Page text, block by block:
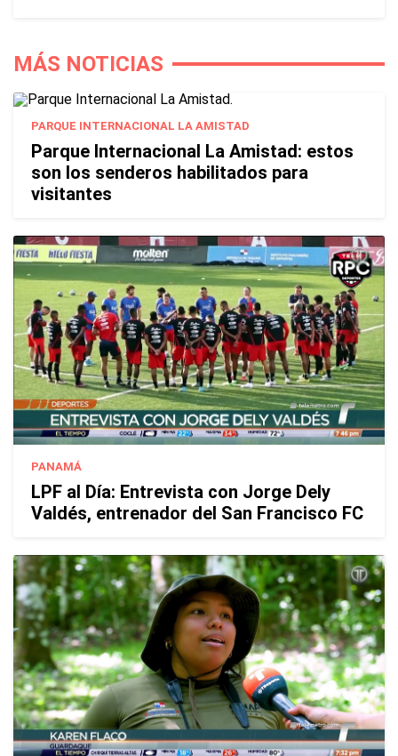
MÁS NOTICIAS
PARQUE INTERNACIONAL LA AMISTAD
Parque Internacional La Amistad: estos
son los senderos habilitados para
visitantes
PANAMÁ
LPF al Día: Entrevista con Jorge Dely
Valdés, entrenador del San Francisco FC